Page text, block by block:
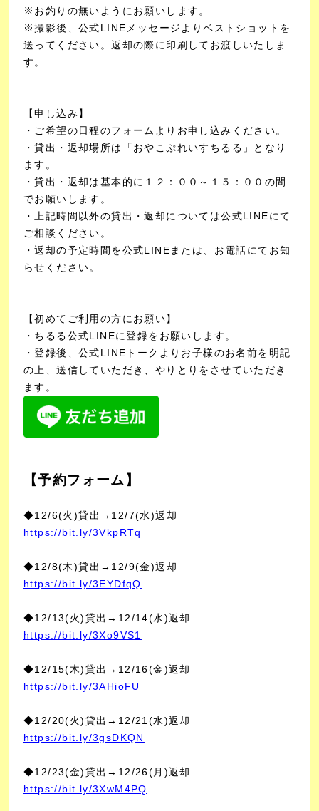
※お釣りの無いようにお願いします。
※撮影後、公式LINEメッセージよりベストショットを
送ってください。返却の際に印刷してお渡しいたしま
す。
【申し込み】
・ご希望の日程のフォームよりお申し込みください。
・貸出・返却場所は「おやこぷれいすちるる」となり
ます。
・貸出・返却は基本的に１２：００～１５：００の間
でお願いします。
・上記時間以外の貸出・返却については公式LINEにて
ご相談ください。
・返却の予定時間を公式LINEまたは、お電話にてお知
らせください。
【初めてご利用の方にお願い】
・ちるる公式LINEに登録をお願いします。
・登録後、公式LINEトークよりお子様のお名前を明記
の上、送信していただき、やりとりをさせていただき
ます。
【予約フォーム】
◆12/6(火)貸出→12/7(水)返却
https://bit.ly/3VkpRTq
◆12/8(木)貸出→12/9(金)返却
https://bit.ly/3EYDfqQ
◆12/13(火)貸出→12/14(水)返却
https://bit.ly/3Xo9VS1
◆12/15(木)貸出→12/16(金)返却
https://bit.ly/3AHioFU
◆12/20(火)貸出→12/21(水)返却
https://bit.ly/3gsDKQN
◆12/23(金)貸出→12/26(月)返却
https://bit.ly/3XwM4PQ